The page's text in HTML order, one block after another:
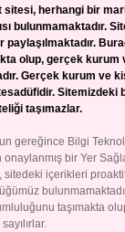
sitesi, herhangi bir
bulunmamaktadır.
paylaşılmaktadır.
olup, gerçek kurum
Gerçek kurum ve
Sitemizdeki
taşımazlar.
gereğince Bilgi
bir Yer
sitedeki içerikleri
taşımakta